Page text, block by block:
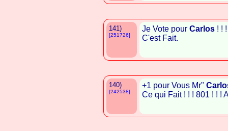
141)
[251726]
Je Vote pour Carlos ! ! !
C'est Fait.
140)
[242538]
+1 pour Vous Mr"
Ce qui Fait ! ! ! 801 ! ! !